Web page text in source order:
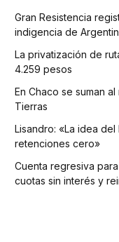
Gran Resistencia
indigencia de
La privatización de
4.259 pesos
En Chaco se suman
Tierras
Lisandro: «La idea
retenciones cero»
Cuenta regresiva
cuotas sin interés y